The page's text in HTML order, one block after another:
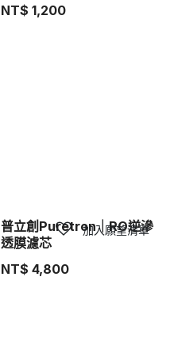
NT$ 1,200
普立創Puretron｜RO逆滲
透膜濾芯
NT$ 4,800
加入願望清單